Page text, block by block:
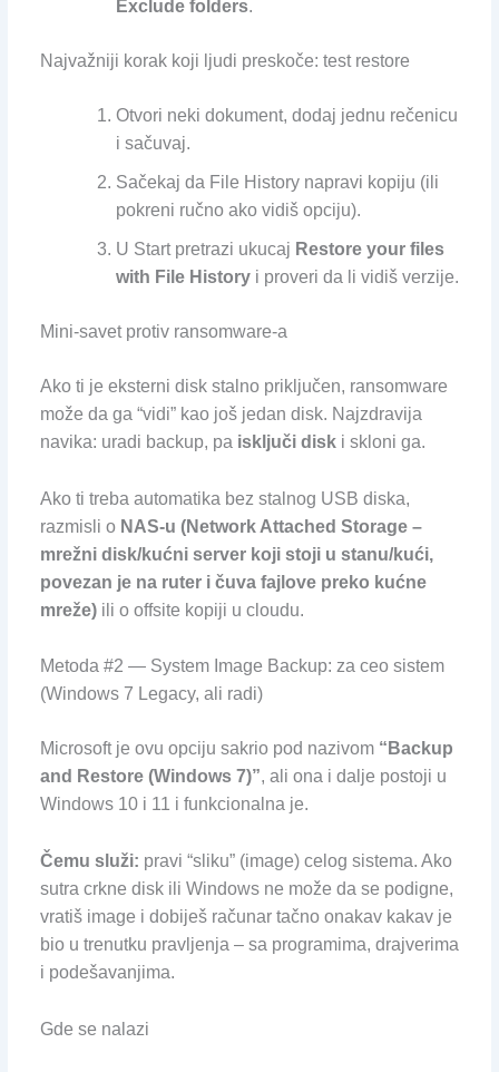
Exclude folders.
Najvažniji korak koji ljudi preskoče: test restore
Otvori neki dokument, dodaj jednu rečenicu
i sačuvaj.
Sačekaj da File History napravi kopiju (ili
pokreni ručno ako vidiš opciju).
U Start pretrazi ukucaj Restore your files
with File Historyi proveri da li vidiš verzije.
Mini-savet protiv ransomware-a
Ako ti je eksterni disk stalno priključen, ransomware
može da ga “vidi” kao još jedan disk. Najzdravija
navika: uradi backup, pa isključi diski skloni ga.
Ako ti treba automatika bez stalnog USB diska,
razmisli o NAS-u (Network Attached Storage –
mrežni disk/kućni server koji stoji u stanu/kući,
povezan je na ruter i čuva fajlove preko kućne
mreže)ili o offsite kopiji u cloudu.
Metoda #2 — System Image Backup: za ceo sistem
(Windows 7 Legacy, ali radi)
Microsoft je ovu opciju sakrio pod nazivom “Backup
and Restore (Windows 7)”, ali ona i dalje postoji u
Windows 10 i 11 i funkcionalna je.
Čemu služi: pravi “sliku” (image) celog sistema. Ako
sutra crkne disk ili Windows ne može da se podigne,
vratiš image i dobiješ računar tačno onakav kakav je
bio u trenutku pravljenja – sa programima, drajverima
i podešavanjima.
Gde se nalazi